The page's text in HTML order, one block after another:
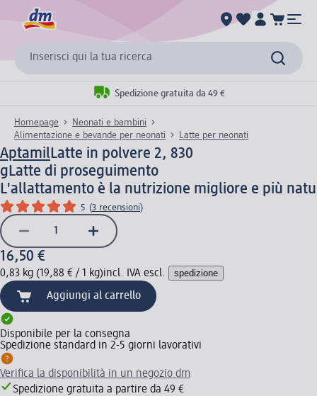
Inserisci qui la tua ricerca
Spedizione gratuita da 49 €
Homepage
Neonati e bambini
Alimentazione e bevande per neonati
Latte per neonati
AptamilLatte in polvere 2, 830
g Latte di proseguimento
L'allattamento è la nutrizione migliore e più
5 (3 recensioni)
16,50 €
0,83 kg (19,88 € / 1 kg)incl. IVA escl. spedizione
Aggiungi al carrello
Disponibile per la consegna
Spedizione standard in 2-5 giorni lavorativi
Verifica la disponibilità in un negozio dm
Spedizione gratuita a partire da 49 €